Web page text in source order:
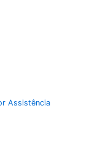
Assistência